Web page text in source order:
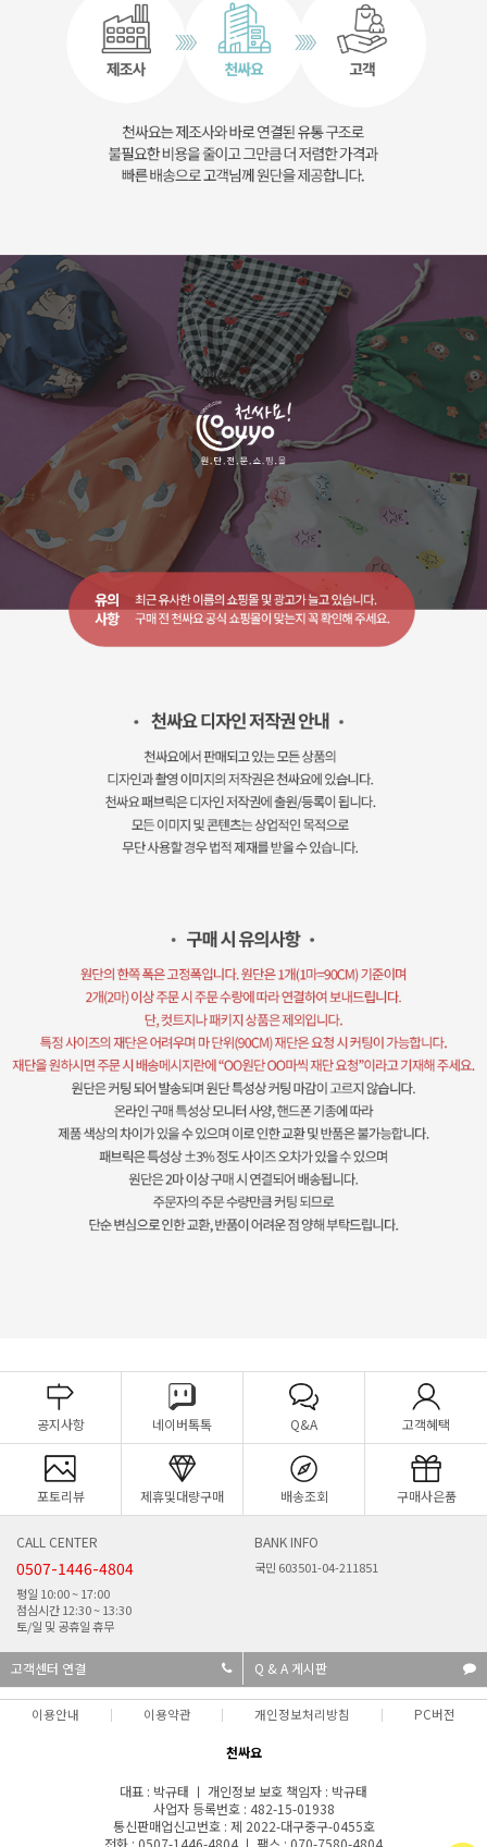
공지사항 네이버톡톡 Q&A 고객혜택
포토리뷰 제휴및대량구매 배송조회 구매사은품
CALL CENTER
0507-1446-4804
평일 10:00 ~ 17:00
점심시간 12:30 ~ 13:30
토/일 및 공휴일 휴무
BANK INFO
국민 603501-04-211851
고객센터 연결 Q & A 게시판
이용안내 이용약관 개인정보처리방침 PC버전
천싸요
대표 : 박규태 ㅣ 개인정보 보호 책임자 : 박규태
사업자 등록번호 : 482-15-01938
통신판매업신고번호 : 제 2022-대구중구-0455호